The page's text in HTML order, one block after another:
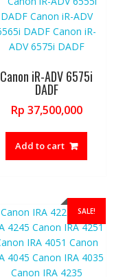
Canon iR-ADV 6575i
DADF
Rp 37,500,000
Add to cart
SALE!